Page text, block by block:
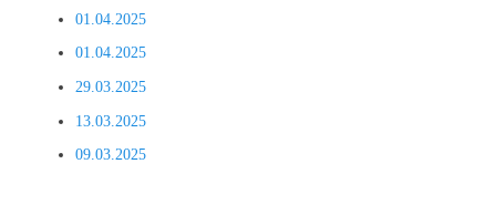
01.04.2025
01.04.2025
29.03.2025
13.03.2025
09.03.2025